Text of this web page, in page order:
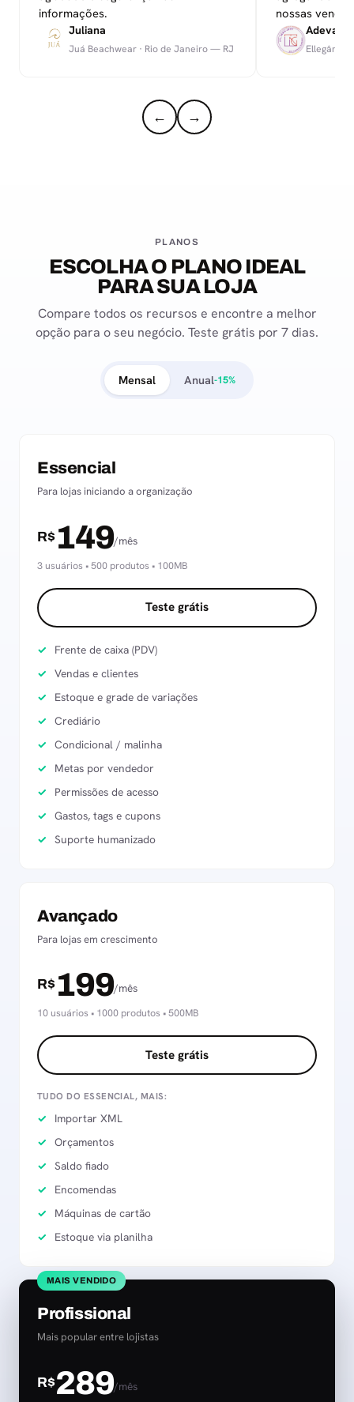
informações.
Juliana
Juá Beachwear · Rio de Janeiro — RJ
nossas
Ellegância
← →
PLANOS
ESCOLHA O PLANO IDEAL
PARA SUA LOJA
Compare todos os recursos e encontre a melhor
opção para o seu negócio. Teste grátis por 7 dias.
Mensal Anual-15%
Essencial
Para lojas iniciando a organização
R$ 149/mês
3 usuários • 500 produtos • 100MB
Teste grátis
Frente de caixa (PDV)
Vendas e clientes
Estoque e grade de variações
Crediário
Condicional / malinha
Metas por vendedor
Permissões de acesso
Gastos, tags e cupons
Suporte humanizado
Avançado
Para lojas em crescimento
R$ 199/mês
10 usuários • 1000 produtos • 500MB
Teste grátis
TUDO DO ESSENCIAL, MAIS:
Importar XML
Orçamentos
Saldo fiado
Encomendas
Máquinas de cartão
Estoque via planilha
MAIS VENDIDO
Profissional
Mais popular entre lojistas
R$289/mês